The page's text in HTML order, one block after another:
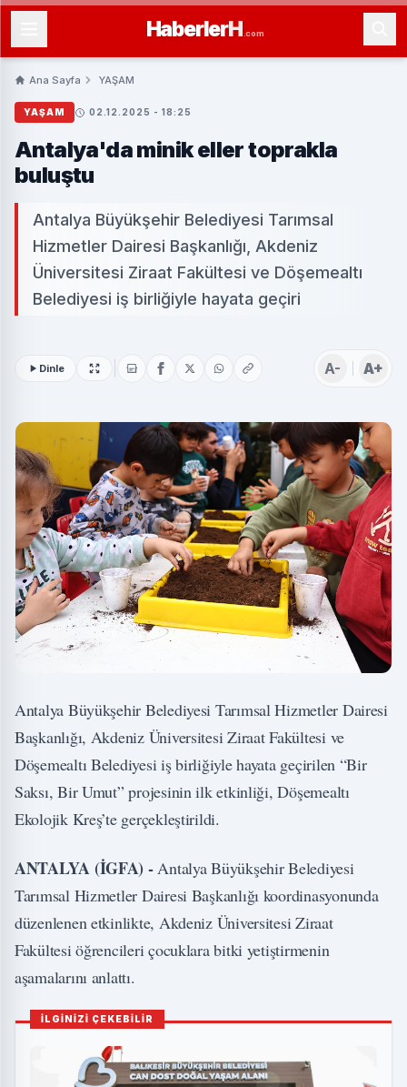
HaberlerH .com
Ana Sayfa YAŞAM
YAŞAM 02.12.2025 - 18:25
Antalya'da minik eller toprakla
buluştu
Antalya Büyükşehir Belediyesi Tarımsal
Hizmetler Dairesi Başkanlığı, Akdeniz
Üniversitesi Ziraat Fakültesi ve Döşemealtı
Belediyesi iş birliğiyle hayata geçiri
Dinle A- A+
Antalya Büyükşehir Belediyesi Tarımsal Hizmetler Dairesi
Başkanlığı, Akdeniz Üniversitesi Ziraat Fakültesi ve
Döşemealtı Belediyesi iş birliğiyle hayata geçirilen “Bir
Saksı, Bir Umut” projesinin ilk etkinliği, Döşemealtı
Ekolojik Kreş’te gerçekleştirildi.
ANTALYA (İGFA) -Antalya Büyükşehir Belediyesi
Tarımsal Hizmetler Dairesi Başkanlığı koordinasyonunda
düzenlenen etkinlikte, Akdeniz Üniversitesi Ziraat
Fakültesi öğrencileri çocuklara bitki yetiştirmenin
aşamalarını anlattı.
İLGİNİZİ ÇEKEBİLİR